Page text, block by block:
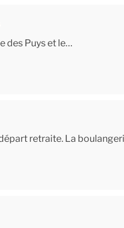
des Puys et le…
retraite. La